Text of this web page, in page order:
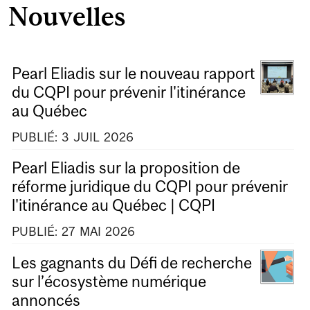
Nouvelles
Pearl Eliadis sur le nouveau rapport
du CQPI pour prévenir l'itinérance
au Québec
PUBLIÉ: 3 JUIL 2026
Pearl Eliadis sur la proposition de
réforme juridique du CQPI pour prévenir
l'itinérance au Québec | CQPI
PUBLIÉ: 27 MAI 2026
Les gagnants du Défi de recherche
sur l’écosystème numérique
annoncés